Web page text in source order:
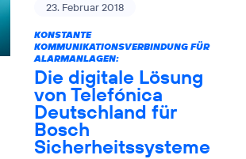
23. Februar 2018
KONSTANTE
KOMMUNIKATIONSVERBINDUNG FÜR
ALARMANLAGEN:
Die digitale Lösung
von Telefónica
Deutschland für
Bosch
Sicherheitssysteme